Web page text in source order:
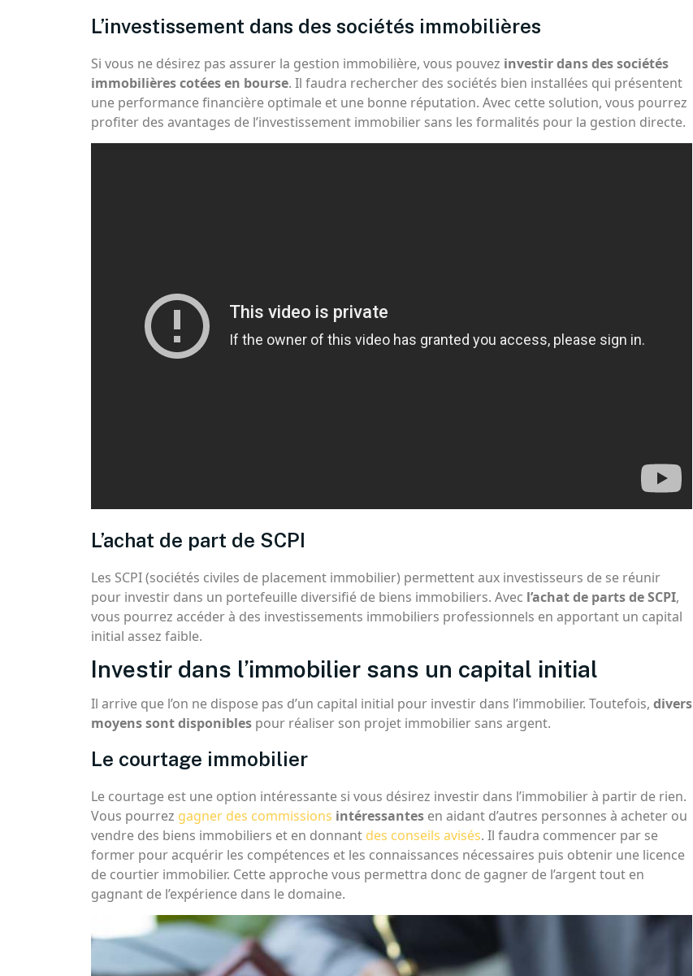
L’investissement dans des sociétés immobilières
Si vous ne désirez pas assurer la gestion immobilière, vous pouvez investir dans des sociétés
immobilières cotées en bourse. Il faudra rechercher des sociétés bien installées qui présentent
une performance financière optimale et une bonne réputation. Avec cette solution, vous pourrez
profiter des avantages de l’investissement immobilier sans les formalités pour la gestion directe.
L’achat de part de SCPI
Les SCPI (sociétés civiles de placement immobilier) permettent aux investisseurs de se réunir
pour investir dans un portefeuille diversifié de biens immobiliers. Avec l’achat de parts de SCPI,
vous pourrez accéder à des investissements immobiliers professionnels en apportant un capital
initial assez faible.
Investir dans l’immobilier sans un capital initial
Il arrive que l’on ne dispose pas d’un capital initial pour investir dans l’immobilier. Toutefois, divers
moyens sont disponibles pour réaliser son projet immobilier sans argent.
Le courtage immobilier
Le courtage est une option intéressante si vous désirez investir dans l’immobilier à partir de rien.
Vous pourrez gagner des commissions intéressantes en aidant d’autres personnes à acheter ou
vendre des biens immobiliers et en donnant des conseils avisés. Il faudra commencer par se
former pour acquérir les compétences et les connaissances nécessaires puis obtenir une licence
de courtier immobilier. Cette approche vous permettra donc de gagner de l’argent tout en
gagnant de l’expérience dans le domaine.